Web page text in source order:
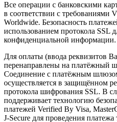
Все операции с банковскими
в соответствии с требованиями
Worldwide. Безопасность
использованием протокола SSL
конфиденциальной информации.
Для оплаты (ввода реквизитов
перенаправлены на
Соединение с платёжным
осуществляется в защищённом
протокола шифрования SSL. В
поддерживает технологию
платежей Verified By Visa,
J-Secure для проведения